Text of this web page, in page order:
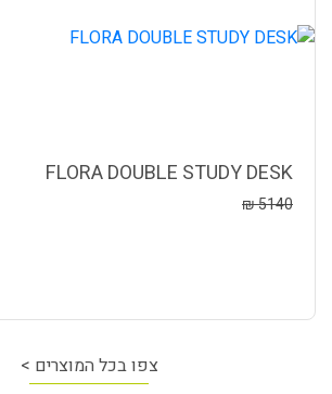
FLORA DOUBLE STUDY DESK
5140
₪
צפו בכל המוצרים >